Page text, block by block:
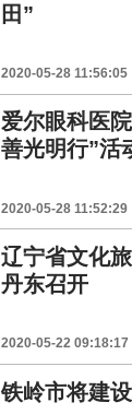
田”
2020-05-28 11:56:05
爱尔眼科医
善光明行”活
2020-05-28 11:52:29
辽宁省文化
丹东召开
2020-05-22 09:18:17
铁岭市将建